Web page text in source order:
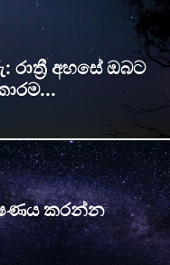
රාත්‍රී අහසේ ඔබට
කරන්න